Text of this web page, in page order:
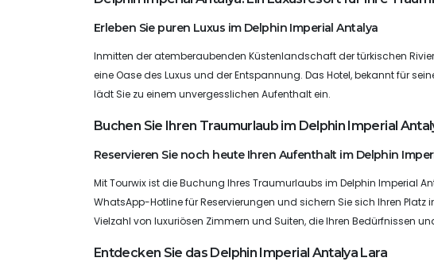
Erleben Sie puren Luxus im Delphin Imperial Antalya
Inmitten der atemberaubenden Küstenlandschaft der türkischen
eine Oase des Luxus und der Entspannung. Das Hotel, bekannt für
lädt Sie zu einem unvergesslichen Aufenthalt ein.
Buchen Sie Ihren Traumurlaub im Delphin Imperial
Reservieren Sie noch heute Ihren Aufenthalt im Delphin
Mit Tourwix ist die Buchung Ihres Traumurlaubs im Delphin Imperial
WhatsApp-Hotline für Reservierungen und sichern Sie sich Ihren
Vielzahl von luxuriösen Zimmern und Suiten, die Ihren Bedürfnissen
Entdecken Sie das Delphin Imperial Antalya Lara